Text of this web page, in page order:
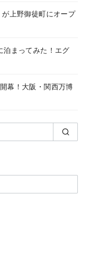
上野御徒町にオープ
泊まってみた！エグ
幕！大阪・関西万博